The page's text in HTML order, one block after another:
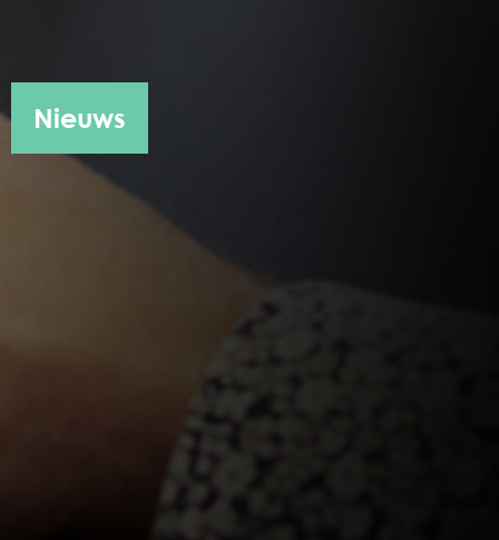
Nieuws